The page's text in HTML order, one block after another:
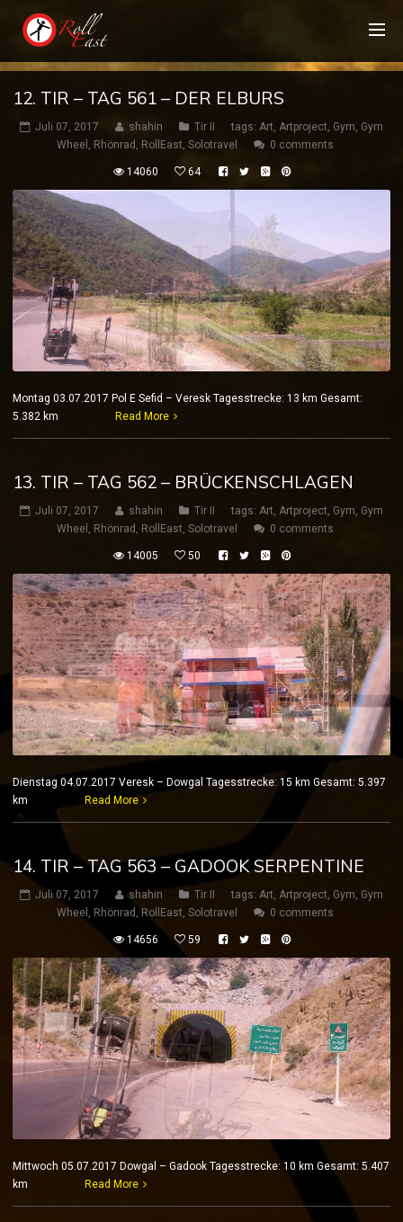
12. TIR – TAG 561 – DER ELBURS
Juli 07, 2017 shahin Tir II tags: Art, Artproject, Gym, Gym
Wheel , Rhönrad , RollEast, Solotravel 0 comments
14060 64
Montag 03.07.2017 Pol E Sefid – Veresk Tagesstrecke: 13 km Gesamt:
5.382 km
Read More
13. TIR – TAG 562 – BRÜCKENSCHLAGEN
Juli 07, 2017 shahin Tir II tags: Art, Artproject, Gym, Gym
Wheel , Rhönrad , RollEast, Solotravel 0 comments
14005 50
Dienstag 04.07.2017 Veresk – Dowgal Tagesstrecke: 15 km Gesamt: 5.397
km
Read More
14. TIR – TAG 563 – GADOOK SERPENTINE
Juli 07, 2017 shahin Tir II tags: Art, Artproject, Gym, Gym
Wheel , Rhönrad , RollEast, Solotravel 0 comments
14656 59
Mittwoch 05.07.2017 Dowgal – Gadook Tagesstrecke: 10 km Gesamt: 5.407
km
Read More